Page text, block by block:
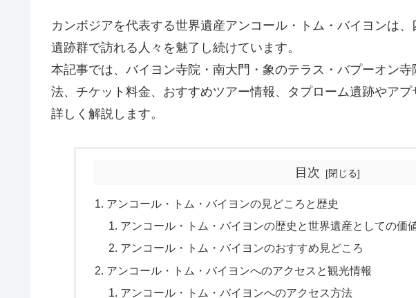
カンボジアを代表する世界遺産アンコール・トム・バイヨンは
遺跡群で訪れる人々を魅了し続けています。
本記事では、バイヨン寺院・南大門・象のテラス・バプーオン
法、チケット料金、おすすめツアー情報、タプローム遺跡やア
詳しく解説します。
目次
アンコール・トム・バイヨンの見どころと歴史
アンコール・トム・バイヨンの歴史と世界遺産としての価
アンコール・トム・バイヨンのおすすめ見どころ
アンコール・トム・バイヨンへのアクセスと観光情報
アンコール・トム・バイヨンへのアクセス方法